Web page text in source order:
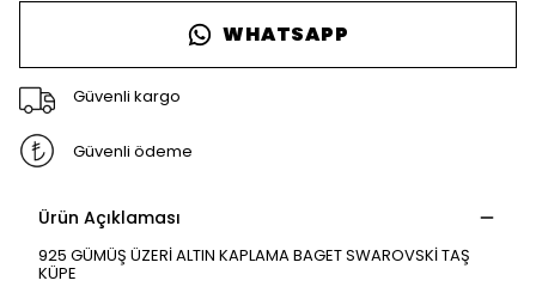
WHATSAPP
Güvenli kargo
Güvenli ödeme
Ürün Açıklaması
925 GÜMÜŞ ÜZERİ ALTIN KAPLAMA BAGET SWAROVSKİ TAŞ
KÜPE